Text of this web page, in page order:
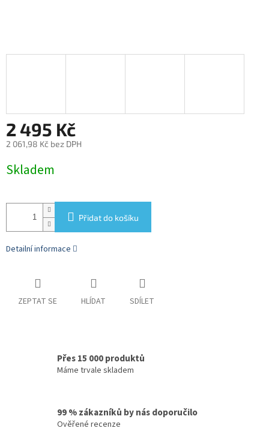
2 495 Kč
2 061,98 Kč bez DPH
cena:
Skladem
Přidat do košíku
Detailní informace
ZEPTAT SE HLÍDAT SDÍLET
Přes 15 000 produktů
Máme trvale skladem
99 % zákazníků by nás doporučilo
Ověřené recenze